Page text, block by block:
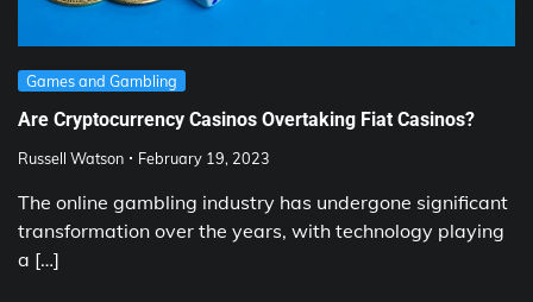
Games and Gambling
Are Cryptocurrency Casinos Overtaking Fiat Casinos?
Russell Watson February 19, 2023
The online gambling industry has undergone significant
transformation over the years, with technology playing
a […]